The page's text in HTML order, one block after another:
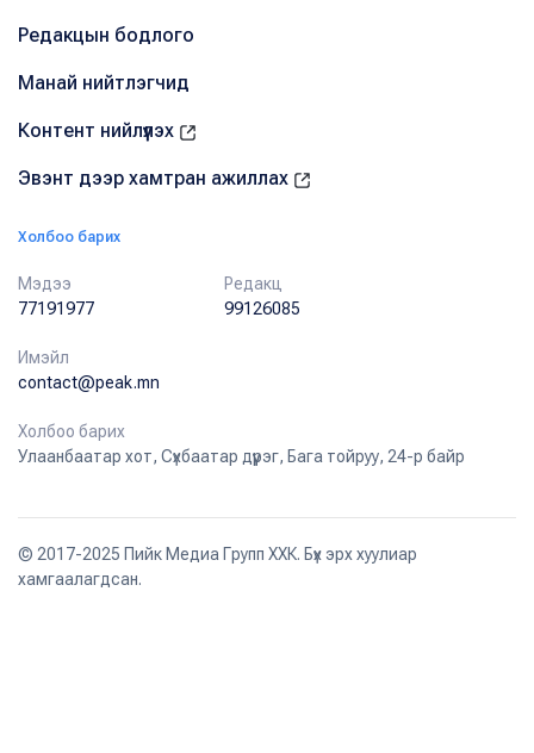
Редакцын бодлого
Манай нийтлэгчид
Контент нийлүүлэх
Эвэнт дээр хамтран ажиллах
Холбоо барих
Мэдээ
77191977
Редакц
99126085
Имэйл
contact@peak.mn
Холбоо барих
Улаанбаатар хот, Сүхбаатар дүүрэг, Бага тойруу, 24-р байр
© 2017-2025 Пийк Медиа Групп ХХК. Бүх эрх хуулиар
хамгаалагдсан.